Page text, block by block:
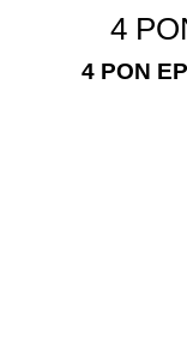
4
4 PON